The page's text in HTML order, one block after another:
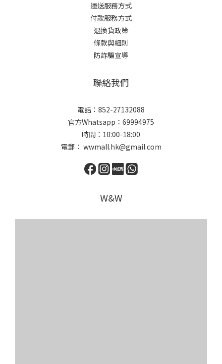
運送服務方式
付款服務方式
退換貨政策
條款與細則
防詐騙宣導
聯絡我們
電話：852-27132088
官方Whatsapp：69994975
時間：10:00-18:00
電郵： wwmall.hk@gmail.com
W&W